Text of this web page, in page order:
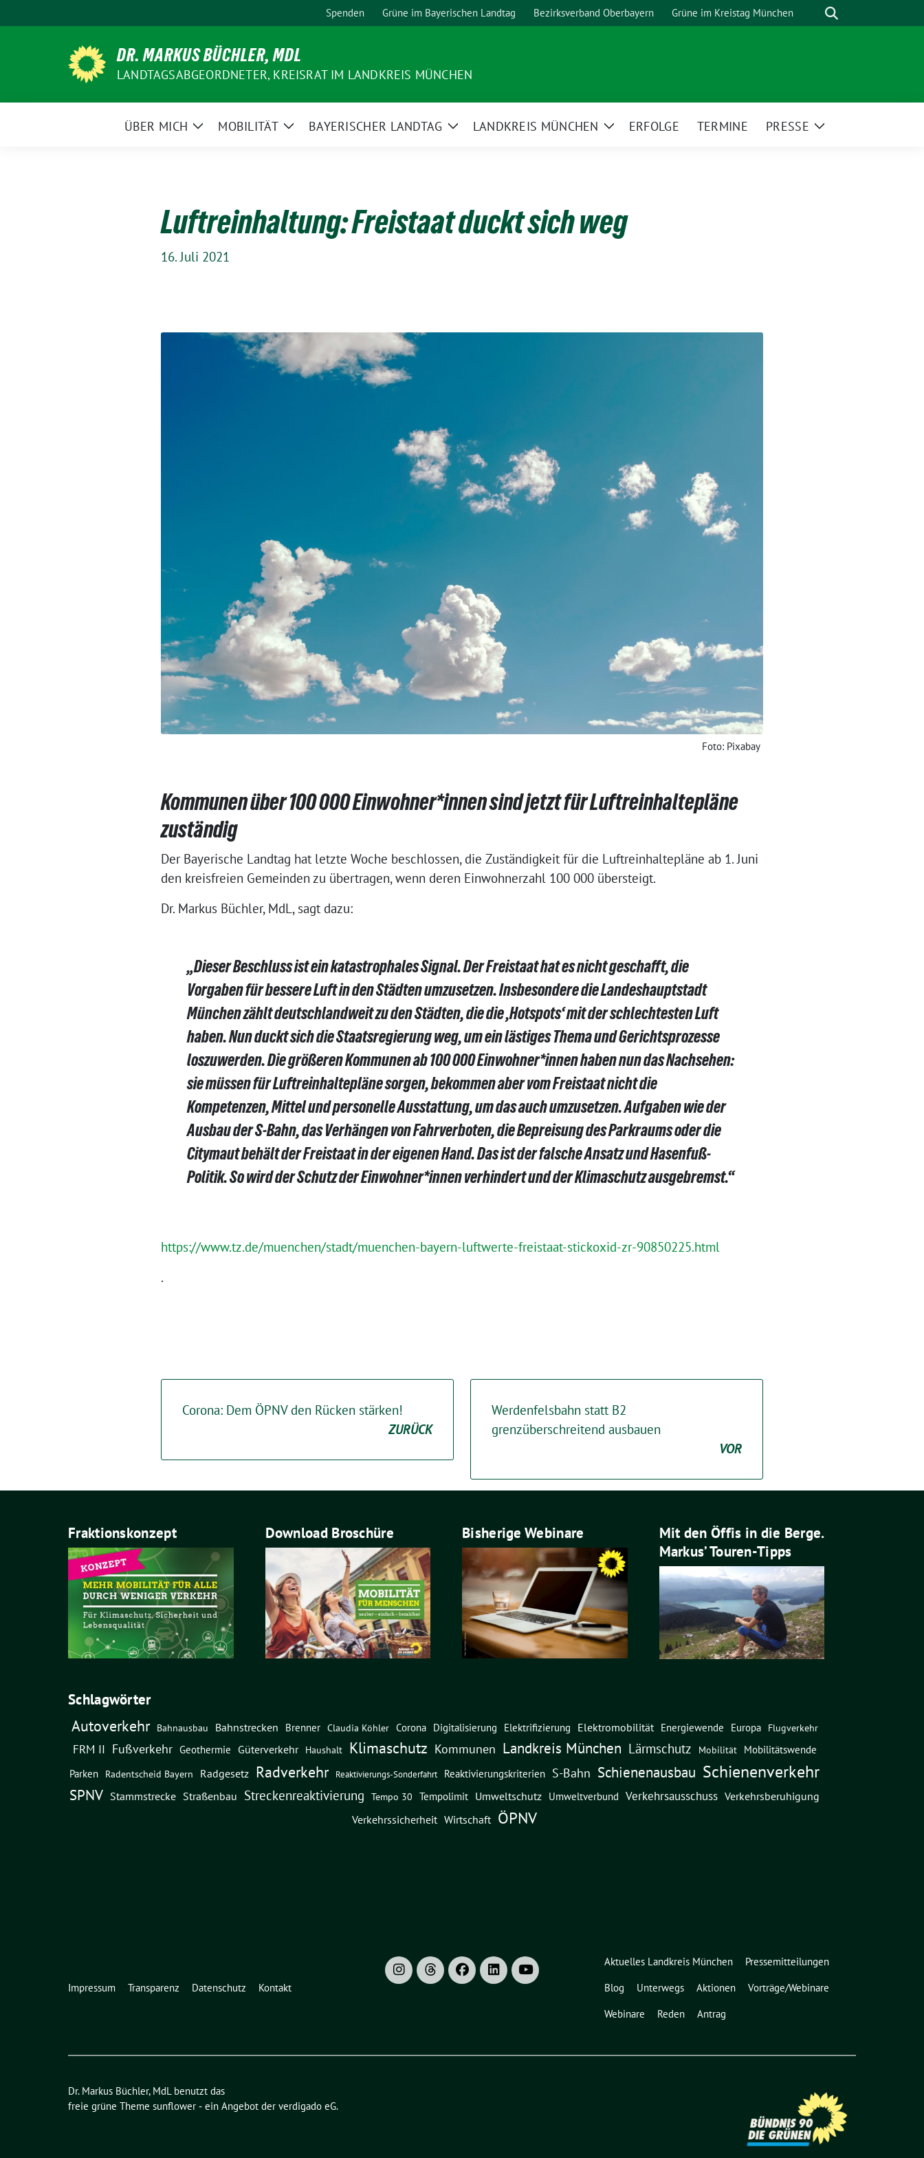
zum
Spenden Grüne im Bayerischen Landtag Bezirksverband Oberbayern Grüne im Kreistag München Suche
DR. MARKUS BÜCHLER, MDL
LANDTAGSABGEORDNETER, KREISRAT IM LANDKREIS MÜNCHEN
ÜBER MICH
ZeigeMOBILITÄT
ZeigeBAYERISCHER LANDTAG
ZeigeLANDKREIS MÜNCHEN
ZeigeERFOLGE TERMINE PRESSE
Zeige
Luftreinhaltung: Freistaat duckt sich weg
16. Juli 2021
Foto: Pixabay
Kommunen über 100 000 Einwohner*innen sind jetzt für Luftreinhaltepläne
zuständig
Der Bayerische Landtag hat letzte Woche beschlossen, die Zuständigkeit für die Luftreinhaltepläne ab 1. Juni
den kreisfreien Gemeinden zu übertragen, wenn deren Einwohnerzahl 100 000 übersteigt.
Dr. Markus Büchler, MdL, sagt dazu:
„Dieser Beschluss ist ein katastrophales Signal. Der Freistaat hat es nicht geschafft, die
Vorgaben für bessere Luft in den Städten umzusetzen. Insbesondere die Landeshauptstadt
München zählt deutschlandweit zu den Städten, die die ‚Hotspots‘ mit der schlechtesten Luft
haben. Nun duckt sich die Staatsregierung weg, um ein lästiges Thema und Gerichtsprozesse
loszuwerden. Die größeren Kommunen ab 100 000 Einwohner*innen haben nun das Nachsehen:
sie müssen für Luftreinhaltepläne sorgen, bekommen aber vom Freistaat nicht die
Kompetenzen, Mittel und personelle Ausstattung, um das auch umzusetzen. Aufgaben wie der
Ausbau der S-Bahn, das Verhängen von Fahrverboten, die Bepreisung des Parkraums oder die
Citymaut behält der Freistaat in der eigenen Hand. Das ist der falsche Ansatz und Hasenfuß-
Politik. So wird der Schutz der Einwohner*innen verhindert und der Klimaschutz ausgebremst.“
https://www.tz.de/muenchen/stadt/muenchen-bayern-luftwerte-freistaat-stickoxid-zr-90850225.html
.
Corona: Dem ÖPNV den Rücken stärken!
ZURÜCK
Werdenfelsbahn statt B2
grenzüberschreitend ausbauen
VOR
Fraktionskonzept Download Broschüre Bisherige Webinare
Mit den Öffis in die Berge.
Markus’ Touren-Tipps
Schlagwörter
Autoverkehr Bahnausbau Bahnstrecken Brenner Claudia Köhler Corona Digitalisierung Elektrifizierung Elektromobilität Energiewende Europa Flugverkehr
FRM II Fußverkehr Geothermie Güterverkehr Haushalt Klimaschutz Kommunen Landkreis München Lärmschutz Mobilität
Mobilitätswende
Parken
Radentscheid Bayern Radgesetz Radverkehr Reaktivierungs-Sonderfahrt Reaktivierungskriterien S-Bahn Schienenausbau Schienenverkehr
SPNV Stammstrecke Straßenbau Streckenreaktivierung Tempo 30 Tempolimit Umweltschutz Umweltverbund Verkehrsausschuss Verkehrsberuhigung
Verkehrssicherheit Wirtschaft ÖPNV
Impressum Transparenz Datenschutz Kontakt
Aktuelles Landkreis München
Pressemitteilungen
Blog
Unterwegs Aktionen
Vorträge/Webinare
Webinare
Reden Antrag
Dr. Markus Büchler, MdL benutzt das
freie grüne Theme sunflower ‐ ein Angebot der verdigado eG.